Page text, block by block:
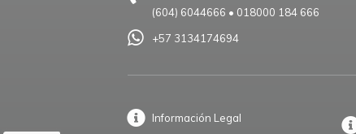
(604) 6044666 • 018000 184 666
+57 3134174694
Información Legal